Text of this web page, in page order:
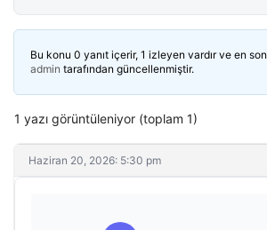
Bu konu 0 yanıt içerir, 1 izleyen vardır ve en son
admin tarafından güncellenmiştir.
1 yazı görüntüleniyor (toplam 1)
Haziran 20, 2026: 5:30 pm